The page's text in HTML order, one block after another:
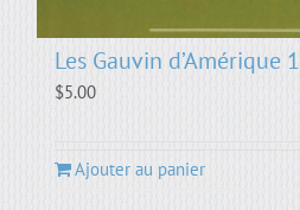
Les Gauvin d’Amérique
$5.00
Ajouter au panier